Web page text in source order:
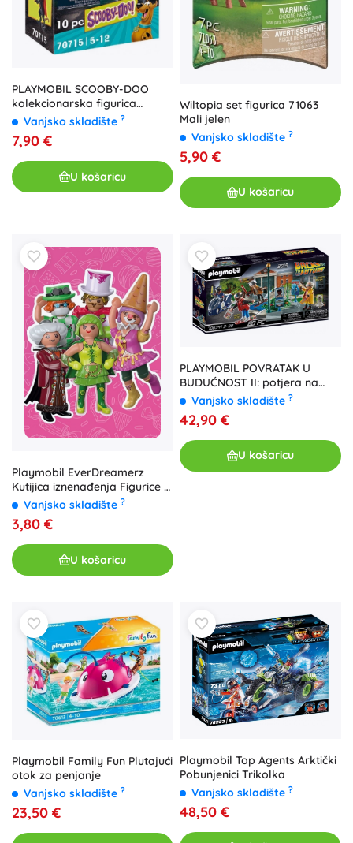
PLAYMOBIL SCOOBY-DOO
kolekcionarska figurica
vampir
Vanjsko skladište ?
7,90 €
U košaricu
Wiltopia set figurica 71063
Mali jelen
Vanjsko skladište ?
5,90 €
U košaricu
Playmobil EverDreamerz
Kutijica iznenađenja Figurice -
Serija 1
Vanjsko skladište ?
3,80 €
U košaricu
PLAYMOBIL POVRATAK U
BUDUĆNOST II: potjera na
hoverboardu
Vanjsko skladište ?
42,90 €
U košaricu
Playmobil Family Fun Plutajući
otok za penjanje
Vanjsko skladište ?
23,50 €
Playmobil Top Agents Arktički
Pobunjenici Trikolka
Vanjsko skladište ?
48,50 €